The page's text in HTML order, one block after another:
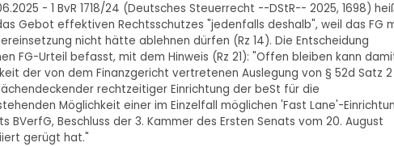
- 1 BvR 1718/24 (Deutsches Steuerrecht --DStR-- 2025, 1698)
Gebot effektiven Rechtsschutzes "jedenfalls deshalb", weil das FG
nicht hätte ablehnen dürfen (Rz 14). Die Entscheidung
FG-Urteil befasst, mit dem Hinweis (Rz 21): "Offen bleiben kann
der von dem Finanzgericht vertretenen Auslegung von § 52d Satz 2
rechtzeitiger Einrichtung der beSt für die
Möglichkeit einer im Einzelfall möglichen 'Fast Lane'-
BVerfG, Beschluss der 3. Kammer des Ersten Senats vom 20. August
gerügt hat."